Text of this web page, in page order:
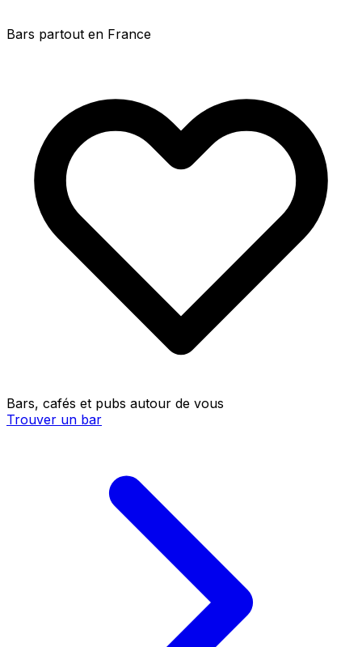
Bars partout en France
Bars, cafés et pubs autour de vous
Trouver un bar